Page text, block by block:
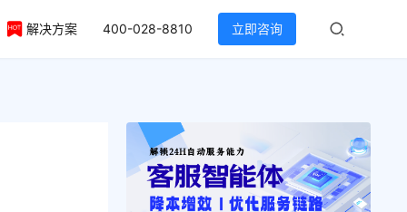
解决方案 400-028-8810 立即咨询